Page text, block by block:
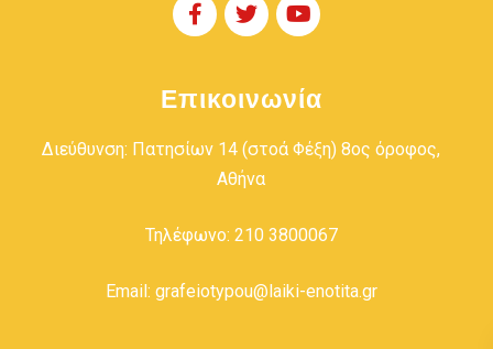
Επικοινωνία
Διεύθυνση: Πατησίων 14 (στοά Φέξη) 8ος όροφος,
Αθήνα
Τηλέφωνο: 210 3800067
Email: grafeiotypou@laiki-enotita.gr